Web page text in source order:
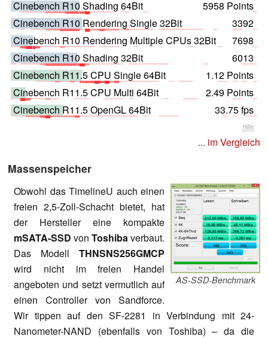
Cinebench R10 Shading 64Bit
5958 Points
Cinebench R10 Rendering Single 32Bit
3392
Cinebench R10 Rendering Multiple CPUs 32Bit
7698
Cinebench R10 Shading 32Bit
6013
Cinebench R11.5 CPU Single 64Bit
1.12 Points
Cinebench R11.5 CPU Multi 64Bit
2.49 Points
Cinebench R11.5 OpenGL 64Bit
33.75 fps
Hilfe
... im Vergleich
Massenspeicher
AS-SSD-Benchmark
Obwohl das TimelineU auch einen
freien 2,5-Zoll-Schacht bietet, hat
der Hersteller eine kompakte
mSATA-SSD von Toshibaverbaut.
Das Modell THNSNS256GMCP
wird nicht im freien Handel
angeboten und setzt vermutlich auf
einen Controller von Sandforce.
Wir tippen auf den SF-2281 in Verbindung mit 24-
Nanometer-NAND (ebenfalls von Toshiba) – da die